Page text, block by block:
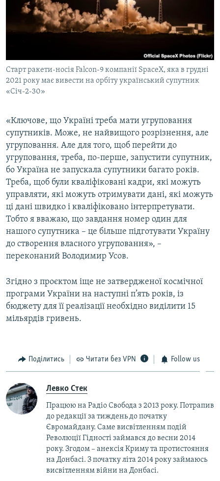
Старт ракети-носія Falcon-9 компанії SpaceX, яка в грудні
2021 року має вивести на орбіту український супутник
«Січ-2-30»
«Ключове, що Україні треба мати угруповання
супутників. Може, не найвищого розрізнення, але
угруповання. Але для того, щоб перейти до
угруповання, треба, по-перше, запустити супутник,
бо Україна не запускала супутники багато років.
Треба, щоб були кваліфіковані кадри, які можуть
управляти, які можуть отримувати дані, які можуть
ці дані швидко і кваліфіковано інтерпретувати.
Тобто я вважаю, що завдання номер один для
нашого супутника – це більше підготувати Україну
до створення власного угруповання», –
переконаний Володимир Усов.
Згідно з проєктом іще не затвердженої космічної
програми України на наступні п’ять років, із
бюджету для її реалізації необхідно виділити 15
мільярдів гривень.
Поділитись Читати без VPN Follow us
Левко Стек
Працюю на Радіо Свобода з 2013 року. Потрапив
до редакції за тиждень до початку
Євромайдану. Саме висвітленням подій
Революції Гідності займався до весни 2014
року. Згодом – анексія Криму та протистояння
на Донбасі. З початку літа 2014 року займаюсь
висвітленням війни на Донбасі.